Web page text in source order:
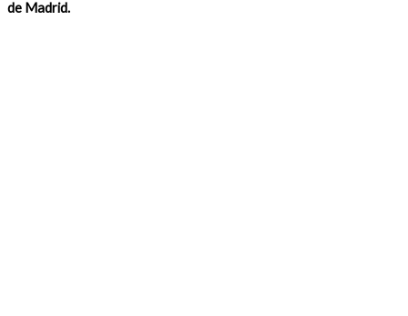
de Madrid.